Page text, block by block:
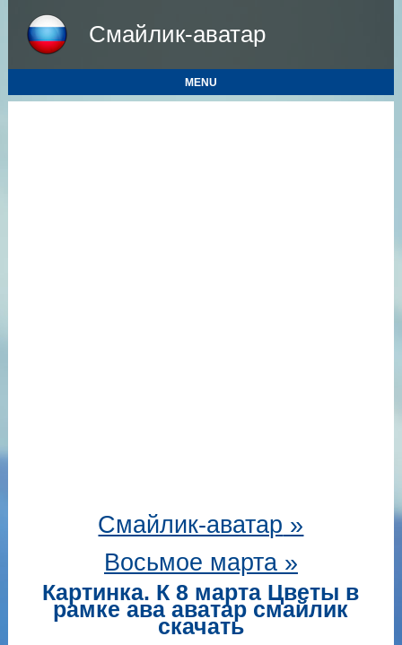
Смайлик-аватар
MENU
Смайлик-аватар »
Восьмое марта »
Картинка. К 8 марта Цветы в
рамке ава аватар смайлик
скачать